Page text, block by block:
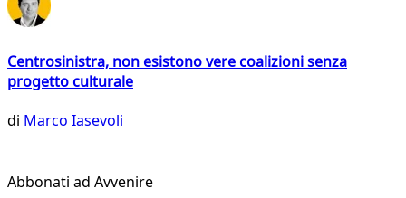
Centrosinistra, non esistono vere coalizioni senza
progetto culturale
di Marco Iasevoli
Abbonati ad Avvenire